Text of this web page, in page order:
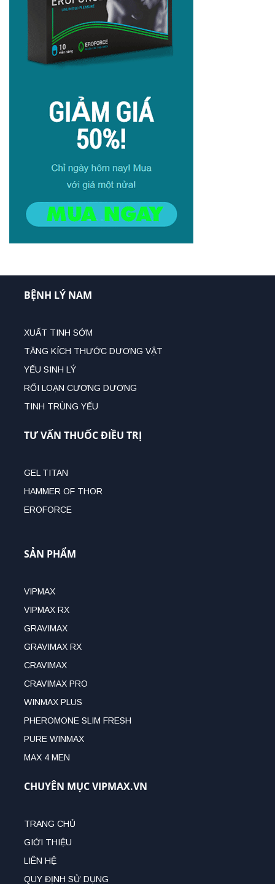
BỆNH LÝ NAM
XUẤT TINH SỚM
TĂNG KÍCH THƯỚC DƯƠNG VẬT
YẾU SINH LÝ
RỐI LOẠN CƯƠNG DƯƠNG
TINH TRÙNG YẾU
TƯ VẤN THUỐC ĐIỀU TRỊ
GEL TITAN
HAMMER OF THOR
EROFORCE
SẢN PHẨM
VIPMAX
VIPMAX RX
GRAVIMAX
GRAVIMAX RX
CRAVIMAX
CRAVIMAX PRO
WINMAX PLUS
PHEROMONE SLIM FRESH
PURE WINMAX
MAX 4 MEN
CHUYÊN MỤC VIPMAX.VN
TRANG CHỦ
GIỚI THIỆU
LIÊN HỆ
QUY ĐỊNH SỬ DỤNG